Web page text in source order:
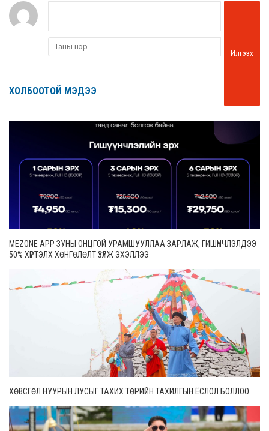
Илгээх
ХОЛБООТОЙ МЭДЭЭ
MEZONE APP ЗУНЫ ОНЦГОЙ УРАМШУУЛЛАА ЗАРЛАЖ, ГИШҮҮНЧЛЭЛДЭЭ
50% ХҮРТЭЛХ ХӨНГӨЛӨЛТ ҮЗҮҮЛЖ ЭХЭЛЛЭЭ
ХӨВСГӨЛ НУУРЫН ЛУСЫГ ТАХИХ ТӨРИЙН ТАХИЛГЫН ЁСЛОЛ БОЛЛОО